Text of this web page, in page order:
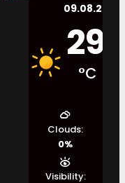
09.08.2026.
29
°C
Clouds:
0%
Visibility: